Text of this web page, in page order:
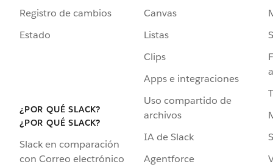
Registro de cambios
Estado
¿POR QUÉ SLACK?
¿POR QUÉ SLACK?
Slack en comparación
con Correo electrónico
Canvas
Listas
Clips
Apps e integraciones
Uso compartido de
archivos
IA de Slack
Agentforce